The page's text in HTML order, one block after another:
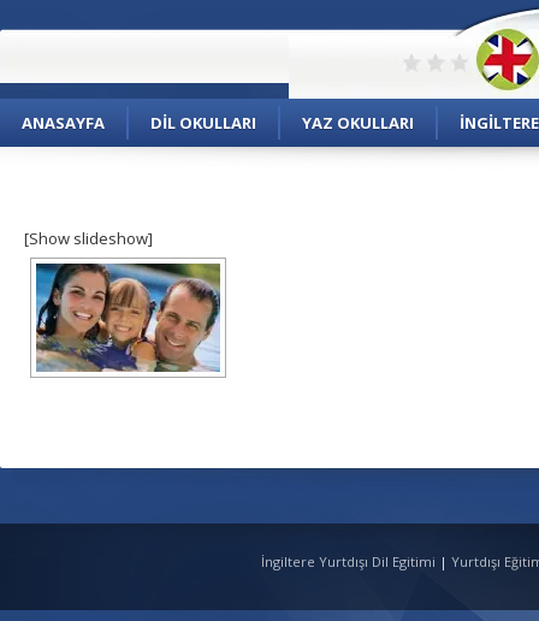
ANASAYFA DIL OKULLARI YAZ OKULLARI
[Show slideshow]
İngiltere Yurtdışı Dil Egitimi | Yurtdışı